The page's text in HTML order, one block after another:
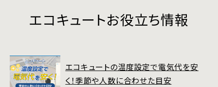
エコキュートお役立ち情報
エコキュートの温度設定で電気代を安
く！季節や人数に合わせた目安